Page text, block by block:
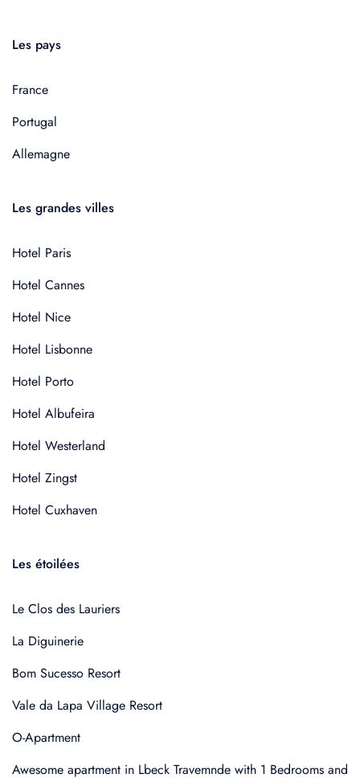
Les pays
France
Portugal
Allemagne
Les grandes villes
Hotel Paris
Hotel Cannes
Hotel Nice
Hotel Lisbonne
Hotel Porto
Hotel Albufeira
Hotel Westerland
Hotel Zingst
Hotel Cuxhaven
Les étoilées
Le Clos des Lauriers
La Diguinerie
Bom Sucesso Resort
Vale da Lapa Village Resort
O-Apartment
Awesome apartment in Lbeck Travemnde with 1 Bedrooms and